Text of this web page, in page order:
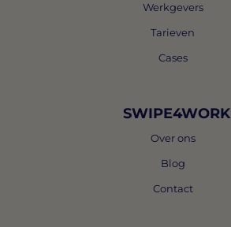
Werkgevers
Tarieven
Cases
SWIPE4WORK
Over ons
Blog
Contact